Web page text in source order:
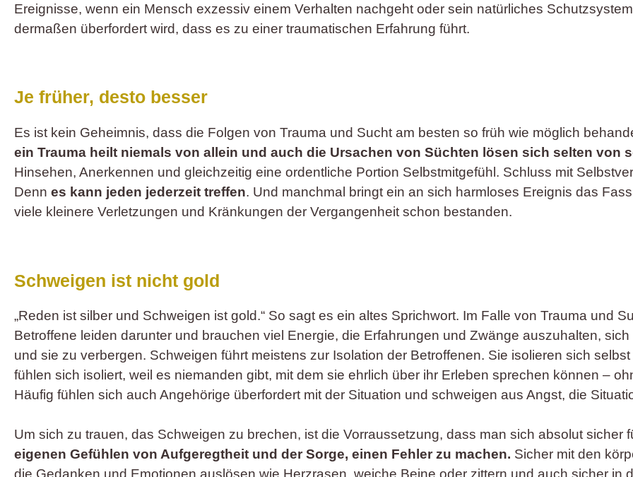
Ereignisse, wenn ein Mensch exzessiv einem Verhalten nachgeht oder sein natürliches
dermaßen überfordert wird, dass es zu einer traumatischen Erfahrung führt.
Je früher, desto besser
Es ist kein Geheimnis, dass die Folgen von Trauma und Sucht am besten so früh wie möglich
ein Trauma heilt niemals von allein und auch die Ursachen von Süchten lösen sich selten von
Hinsehen, Anerkennen und gleichzeitig eine ordentliche Portion Selbstmitgefühl. Schluss mit
Denn es kann jeden jederzeit treffen. Und manchmal bringt ein an sich harmloses Ereignis das
viele kleinere Verletzungen und Kränkungen der Vergangenheit schon bestanden.
Schweigen ist nicht gold
„Reden ist silber und Schweigen ist gold.“ So sagt es ein altes Sprichwort. Im Falle von Trauma und
Betroffene leiden darunter und brauchen viel Energie, die Erfahrungen und Zwänge auszuhalten,
und sie zu verbergen. Schweigen führt meistens zur Isolation der Betroffenen. Sie isolieren sich
fühlen sich isoliert, weil es niemanden gibt, mit dem sie ehrlich über ihr Erleben sprechen können –
Häufig fühlen sich auch Angehörige überfordert mit der Situation und schweigen aus Angst, die
Um sich zu trauen, das Schweigen zu brechen, ist die Vorraussetzung, dass man sich absolut sicher
eigenen Gefühlen von Aufgeregtheit und der Sorge, einen Fehler zu machen. Sicher mit den
die Gedanken und Emotionen auslösen wie Herzrasen, weiche Beine oder zittern und auch sicher in